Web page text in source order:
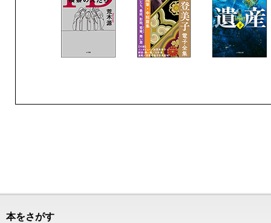
本をさがす